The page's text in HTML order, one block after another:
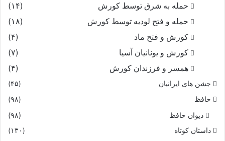
حمله به شرق توسط کورش
(۱۴)
حمله و فتح لودیه توسط کورش
(۱۸)
کورش و فتح ماد
(۴)
کورش و یونانیان آسیا
(۷)
همسر و فرزندان کورش
(۴)
جشن های ایرانیان
(۴۵)
حافظ
(۹۸)
دیوان حافظ (۹۸)
داستان کوتاه (۱۳۰)